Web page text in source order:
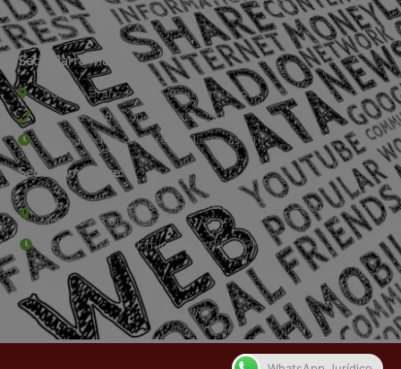
Sede Barra Mansa
Rua Rio Branco, nº107 (2º andar), Centro - Cep: 27.330-030
(24) 3323-2848 ou (24) 3323-2500
De segunda à sexta-feira , das 9h às 17h.
Sede Campestre:
Estrada Governador Chagas Freitas – 3.780 – Colônia Santo
Antônio – Barra Mansa
De terça-feira a domingo, das 9h às 17h